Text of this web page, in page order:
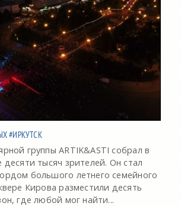
#ИРКУТСК
группы ARTIK&ASTI собрал в
десяти тысяч зрителей. Он стал
большого летнего семейного
Кирова разместили десять
где любой мог найти...